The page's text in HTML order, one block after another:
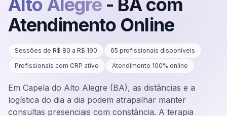
Alto Alegre - BAcom
Atendimento Online
Sessões de R$ 80 a R$ 190 65 profissionais disponíveis
Profissionais com CRP ativo
Atendimento 100% online
Em Capela do Alto Alegre (BA), as distâncias e a
logística do dia a dia podem atrapalhar manter
consultas presenciais com constância. A terapia